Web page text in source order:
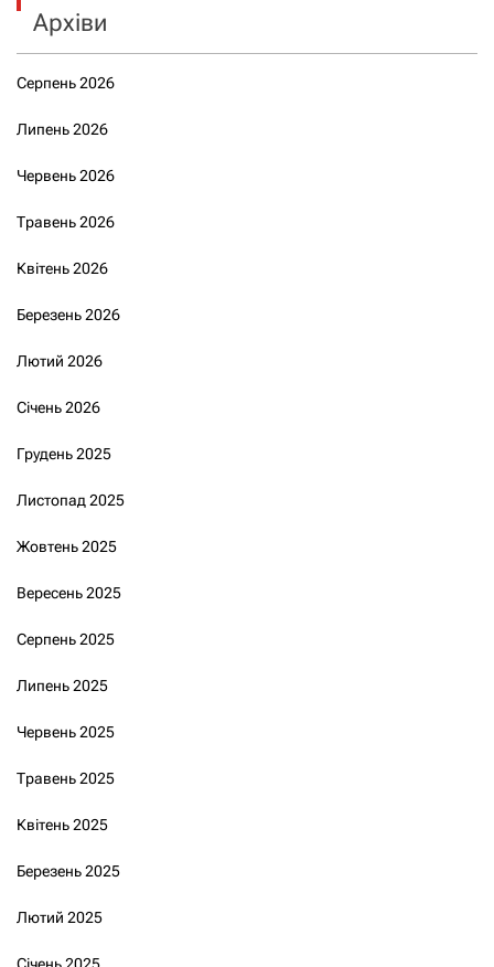
Архіви
Серпень 2026
Липень 2026
Червень 2026
Травень 2026
Квітень 2026
Березень 2026
Лютий 2026
Січень 2026
Грудень 2025
Листопад 2025
Жовтень 2025
Вересень 2025
Серпень 2025
Липень 2025
Червень 2025
Травень 2025
Квітень 2025
Березень 2025
Лютий 2025